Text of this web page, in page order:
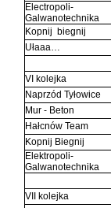
Electropoli-
Galwanotechnika
Kopnij biegnij
Ułaaa…
VI kolejka
Naprzód Tyłowice
Mur - Beton
Hałcnów Team
Kopnij Biegnij
Elektropoli-
Galwanotechnika
VII kolejka